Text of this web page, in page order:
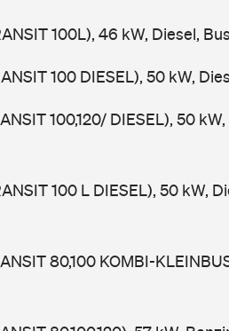
100L), 46 kW, Diesel,
100 DIESEL), 50 kW,
100,120/ DIESEL), 50
100 L DIESEL), 50 kW,
80,100 KOMBI-